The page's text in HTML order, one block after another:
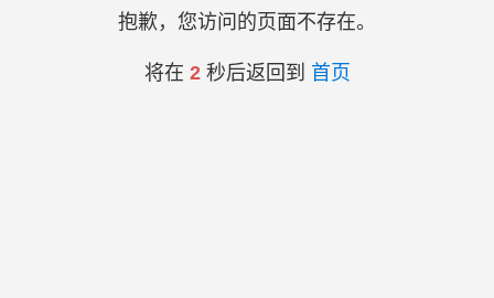
抱歉，您访问的页面不存在。
将在 2秒后返回到 首页